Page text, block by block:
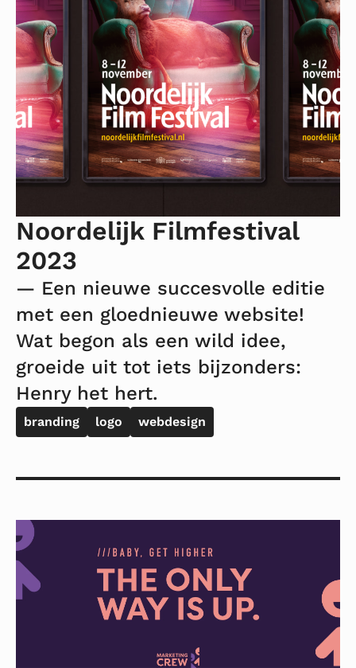
2023
Noordelijk Filmfestival
2023
— Een nieuwe succesvolle editie
met een gloednieuwe website!
Wat begon als een wild idee,
groeide uit tot iets bijzonders:
Henry het hert.
branding logo webdesign
Lees
meer
over
Marketing